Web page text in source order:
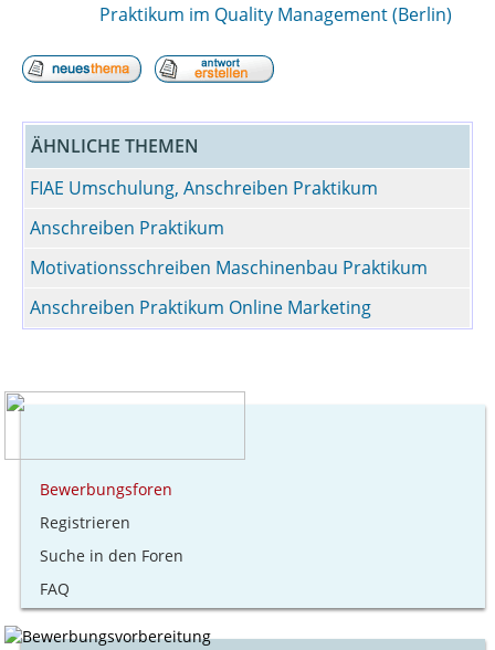
Praktikum im Quality Management (Berlin)
ÄHNLICHE THEMEN
FIAE Umschulung, Anschreiben Praktikum
Anschreiben Praktikum
Motivationsschreiben Maschinenbau Praktikum
Anschreiben Praktikum Online Marketing
Bewerbungsforen
Registrieren
Suche in den Foren
FAQ